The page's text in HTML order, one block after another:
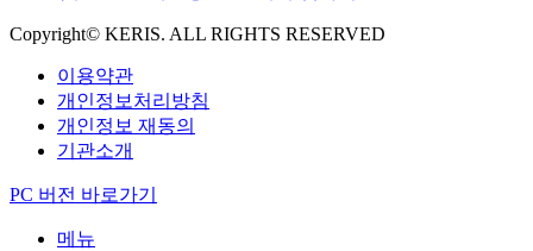
Copyright© KERIS. ALL RIGHTS RESERVED
이용약관
개인정보처리방침
개인정보 재동의
기관소개
PC 버전 바로가기
메뉴